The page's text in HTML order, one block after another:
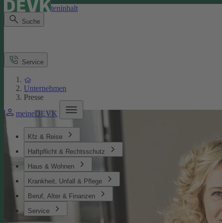
Direkt zum Seiteninhalt
Suche
meineDEVK
Kfz & Reise
Haftpflicht & Rechtsschutz
Haus & Wohnen
Krankheit, Unfall & Pflege
Beruf, Alter & Finanzen
Service
Service
Unternehmen
Presse